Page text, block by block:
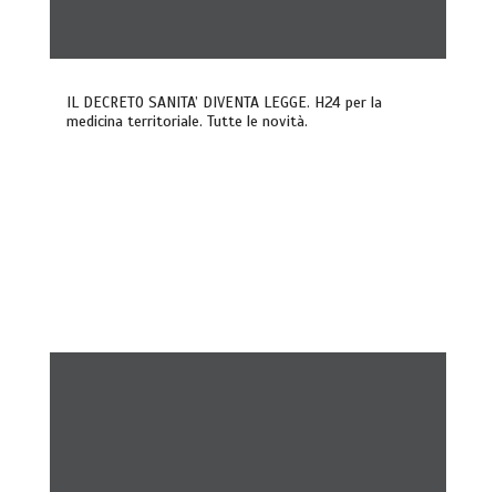
IL DECRETO SANITA’ DIVENTA LEGGE. H24 per la
medicina territoriale. Tutte le novità.